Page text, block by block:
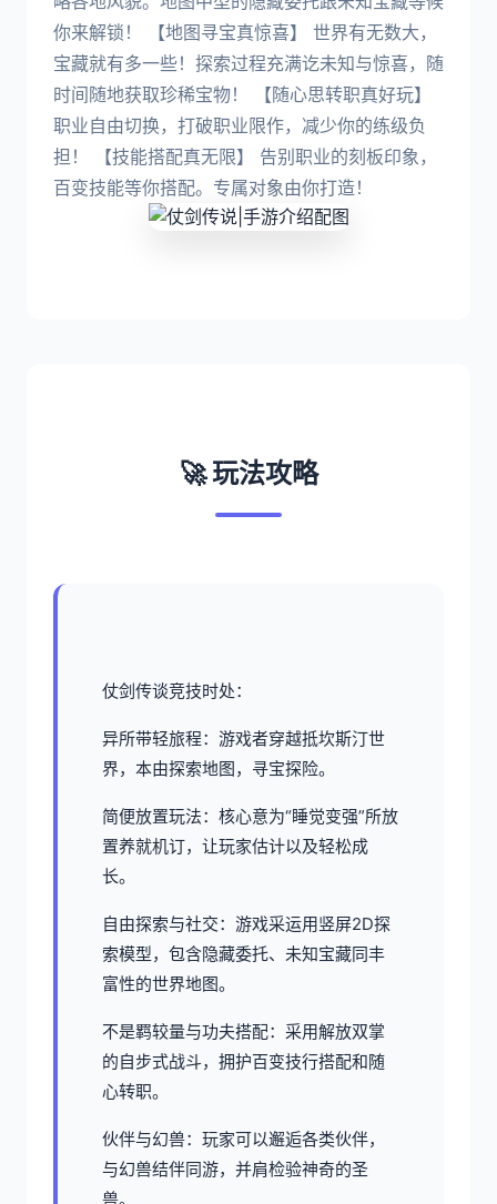
你来解锁！ 【地图寻宝真惊喜】 世界有无数大，
宝藏就有多一些！探索过程充满讫未知与惊喜，随
时间随地获取珍稀宝物！ 【随心思转职真好玩】
职业自由切换，打破职业限作，减少你的练级负
担！ 【技能搭配真无限】 告别职业的刻板印象，
百变技能等你搭配。专属对象由你打造！
🚀 玩法攻略
仗剑传谈竞技时处：
异所带轻旅程：游戏者穿越抵坎斯汀世
界，本由探索地图，寻宝探险。
简便放置玩法：核心意为“睡觉变强”所放
置养就机订，让玩家估计以及轻松成
长。
自由探索与社交：游戏采运用竖屏2D探
索模型，包含隐藏委托、未知宝藏同丰
富性的世界地图。
不是羁较量与功夫搭配：采用解放双掌
的自步式战斗，拥护百变技行搭配和随
心转职。
伙伴与幻兽：玩家可以邂逅各类伙伴，
与幻兽结伴同游，并肩检验神奇的圣
兽。